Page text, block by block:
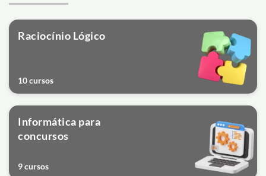
Raciocínio Lógico
10 cursos
Informática para
concursos
9 cursos